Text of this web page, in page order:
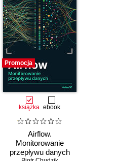
Promocja
książka ebook
Airflow.
Monitorowanie
przepływu danych